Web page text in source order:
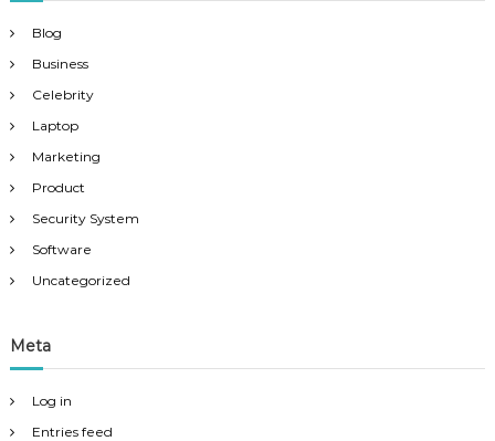
Blog
Business
Celebrity
Laptop
Marketing
Product
Security System
Software
Uncategorized
Meta
Log in
Entries feed